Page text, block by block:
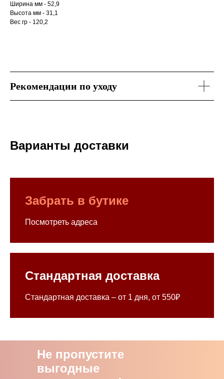
Ширина мм - 52,9
Высота мм - 31,1
Вес гр - 120,2
Рекомендации по уходу
Варианты доставки
Забрать в бутике
Посмотреть адреса
Стандартная доставка
Стандартная доставка – от 1 дня, от 550₽
Не пропустите
выгодные